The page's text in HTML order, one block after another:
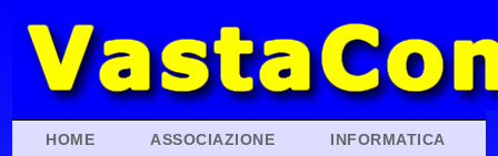
HOME ASSOCIAZIONE
INFORMATICA